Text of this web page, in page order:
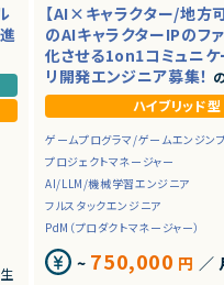
【AI×キャラクター/地方
のAIキャラクターIPのフ
化させる1on1コミュニケ
リ開発エンジニア募集！
ハイブリッド型
ゲームプログラマ/ゲームエンジン
プロジェクトマネージャー
AI/LLM/機械学習エンジニア
フルスタックエンジニア
PdM（プロダクトマネージャー）
~ 750,000 円 ／